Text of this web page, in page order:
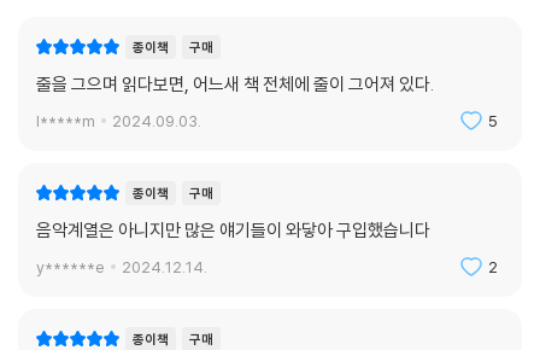
종이책 구매
줄을 그으며 읽다보면, 어느새 책 전체에 줄이 그어져 있다.
l*****m 2024.09.03. 5
종이책 구매
음악계열은 아니지만 많은 얘기들이 와닿아 구입했습니다
y******e 2024.12.14. 2
종이책 구매